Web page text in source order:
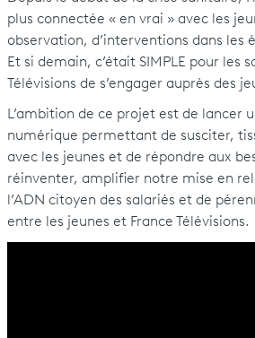
plus connectée « en vrai » avec les
observation, d’interventions dans les
Et si demain, c’était SIMPLE pour les
Télévisions de s’engager auprès des
L’ambition de ce projet est de lancer
numérique permettant de susciter,
avec les jeunes et de répondre aux
réinventer, amplifier notre mise en
l’ADN citoyen des salariés et de
entre les jeunes et France Télévisions.